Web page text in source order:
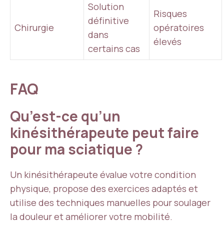
Chirurgie
Solution
définitive
dans
certains cas
Risques
opératoires
élevés
FAQ
Qu’est-ce qu’un
kinésithérapeute peut faire
pour ma sciatique ?
Un kinésithérapeute évalue votre condition
physique, propose des exercices adaptés et
utilise des techniques manuelles pour soulager
la douleur et améliorer votre mobilité.